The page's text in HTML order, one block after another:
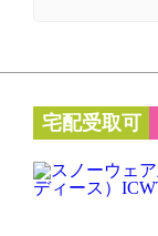
宅配受取可